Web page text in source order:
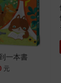
一本書
元